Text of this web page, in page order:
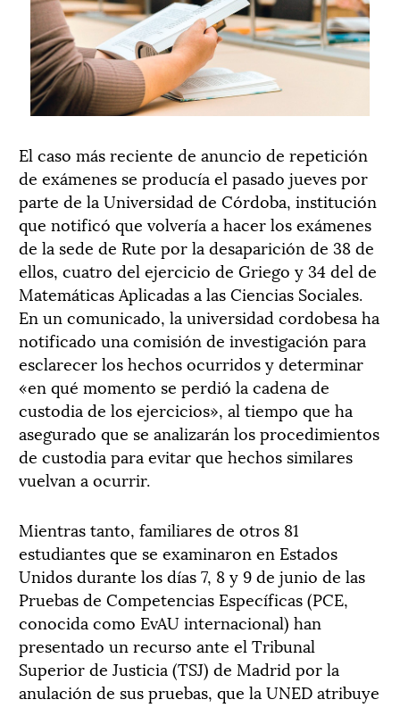
El caso más reciente de anuncio de repetición
de exámenes se producía el pasado jueves por
parte de la Universidad de Córdoba, institución
que notificó que volvería a hacer los exámenes
de la sede de Rute por la desaparición de 38 de
ellos, cuatro del ejercicio de Griego y 34 del de
Matemáticas Aplicadas a las Ciencias Sociales.
En un comunicado, la universidad cordobesa ha
notificado una comisión de investigación para
esclarecer los hechos ocurridos y determinar
«en qué momento se perdió la cadena de
custodia de los ejercicios», al tiempo que ha
asegurado que se analizarán los procedimientos
de custodia para evitar que hechos similares
vuelvan a ocurrir.
Mientras tanto, familiares de otros 81
estudiantes que se examinaron en Estados
Unidos durante los días 7, 8 y 9 de junio de las
Pruebas de Competencias Específicas (PCE,
conocida como EvAU internacional) han
presentado un recurso ante el Tribunal
Superior de Justicia (TSJ) de Madrid por la
anulación de sus pruebas, que la UNED atribuye